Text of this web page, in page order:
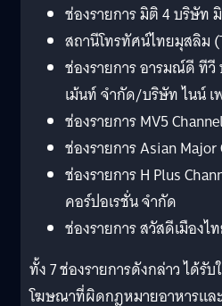
ช่องรายการ มิติ 4 บริษัท
สถานีโทรทัศน์ไทยมุสลิม
ช่องรายการ อารมณ์ดี ที
เม้นท์ จำกัด/บริษัท ไนน์ เ
ช่องรายการ MV5
ช่องรายการ Asian
ช่องรายการ H Plus
คอร์ปอเรชั่น จำกัด
ช่องรายการ สวัสดีเมือง
ทั้ง 7 ช่องรายการดังกล่าว ได้
โฆษณาที่ผิดกฎหมายอาหารแ